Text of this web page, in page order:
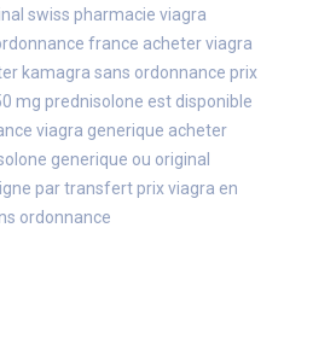
swiss pharmacie viagra
france acheter viagra
kamagra sans ordonnance prix
mg prednisolone est disponible
viagra generique acheter
generique ou original
par transfert prix viagra en
ordonnance